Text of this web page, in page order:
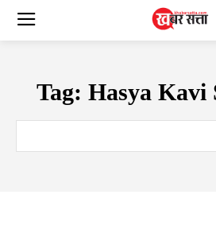
Tag: Hasya Kavi